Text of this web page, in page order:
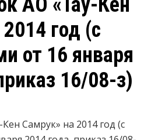
год (с
от 16 января
16/08-з)
Самрук» на 2014 год (с